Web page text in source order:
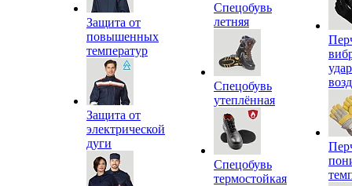
Защита от
повышенных
температур
Защита от
электрической
дуги
Спецобувь
летняя
Спецобувь
утеплённая
Спецобувь
термостойкая